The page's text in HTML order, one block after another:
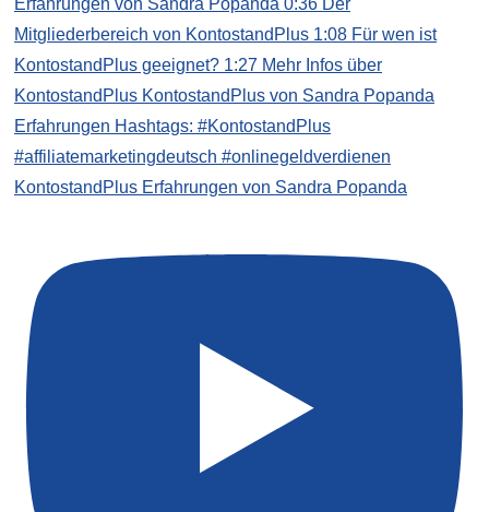
KontostandPlus Erfahrungen von Sandra Popanda